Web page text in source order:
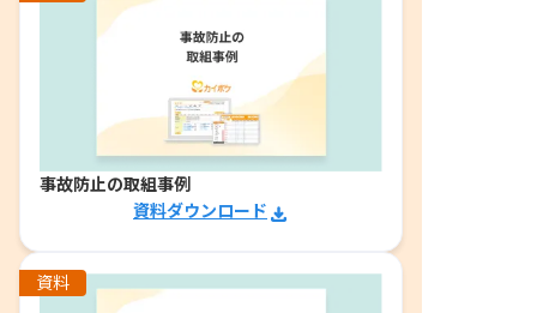
事故防止の取組事例
資料ダウンロード
資料